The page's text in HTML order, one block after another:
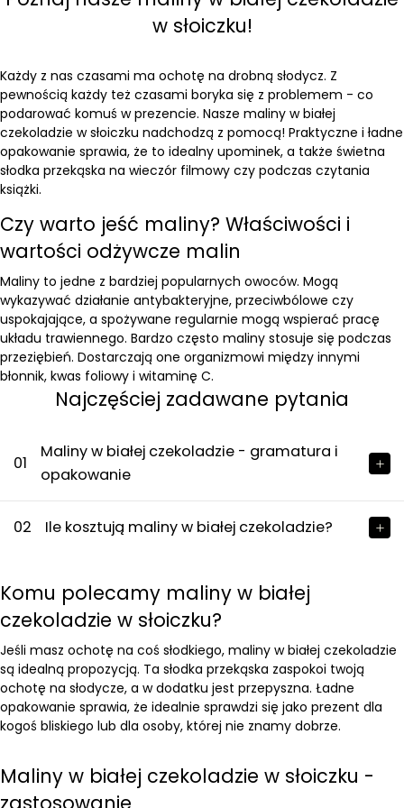
w słoiczku!
Każdy z nas czasami ma ochotę na drobną słodycz. Z
pewnością każdy też czasami boryka się z problemem - co
podarować komuś w prezencie. Nasze maliny w białej
czekoladzie w słoiczku nadchodzą z pomocą! Praktyczne i ładne
opakowanie sprawia, że to idealny upominek, a także świetna
słodka przekąska na wieczór filmowy czy podczas czytania
książki.
Czy warto jeść maliny? Właściwości i
wartości odżywcze malin
Maliny to jedne z bardziej popularnych owoców. Mogą
wykazywać działanie antybakteryjne, przeciwbólowe czy
uspokajające, a spożywane regularnie mogą wspierać pracę
układu trawiennego. Bardzo często maliny stosuje się podczas
przeziębień. Dostarczają one organizmowi między innymi
błonnik, kwas foliowy i witaminę C.
Najczęściej zadawane pytania
01
Maliny w białej czekoladzie - gramatura i
opakowanie
02 Ile kosztują maliny w białej czekoladzie?
Komu polecamy maliny w białej
czekoladzie w słoiczku?
Jeśli masz ochotę na coś słodkiego, maliny w białej czekoladzie
są idealną propozycją. Ta słodka przekąska zaspokoi twoją
ochotę na słodycze, a w dodatku jest przepyszna. Ładne
opakowanie sprawia, że idealnie sprawdzi się jako prezent dla
kogoś bliskiego lub dla osoby, której nie znamy dobrze.
Maliny w białej czekoladzie w słoiczku -